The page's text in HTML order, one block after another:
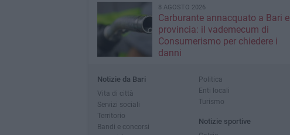
8 AGOSTO 2026
Carburante annacquato a Bari e
provincia: il vademecum di
Consumerismo per chiedere i
danni
Notizie da Bari
Vita di città
Servizi sociali
Territorio
Bandi e concorsi
Politica
Enti locali
Turismo
Notizie sportive